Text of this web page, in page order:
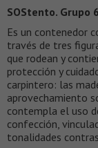
SOStento. Grupo 6
Es un contenedor
través de tres
que rodean y
protección y
carpintero: las
aprovechamiento
contempla el uso
confección,
tonalidades